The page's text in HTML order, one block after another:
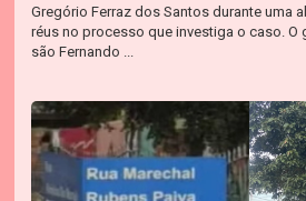
Gregório Ferraz dos Santos durante uma
réus no processo que investiga o caso. O
são Fernando ...